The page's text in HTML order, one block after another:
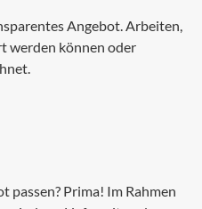
Angebot. Arbeiten,
werden können oder
passen? Prima! Im Rahmen